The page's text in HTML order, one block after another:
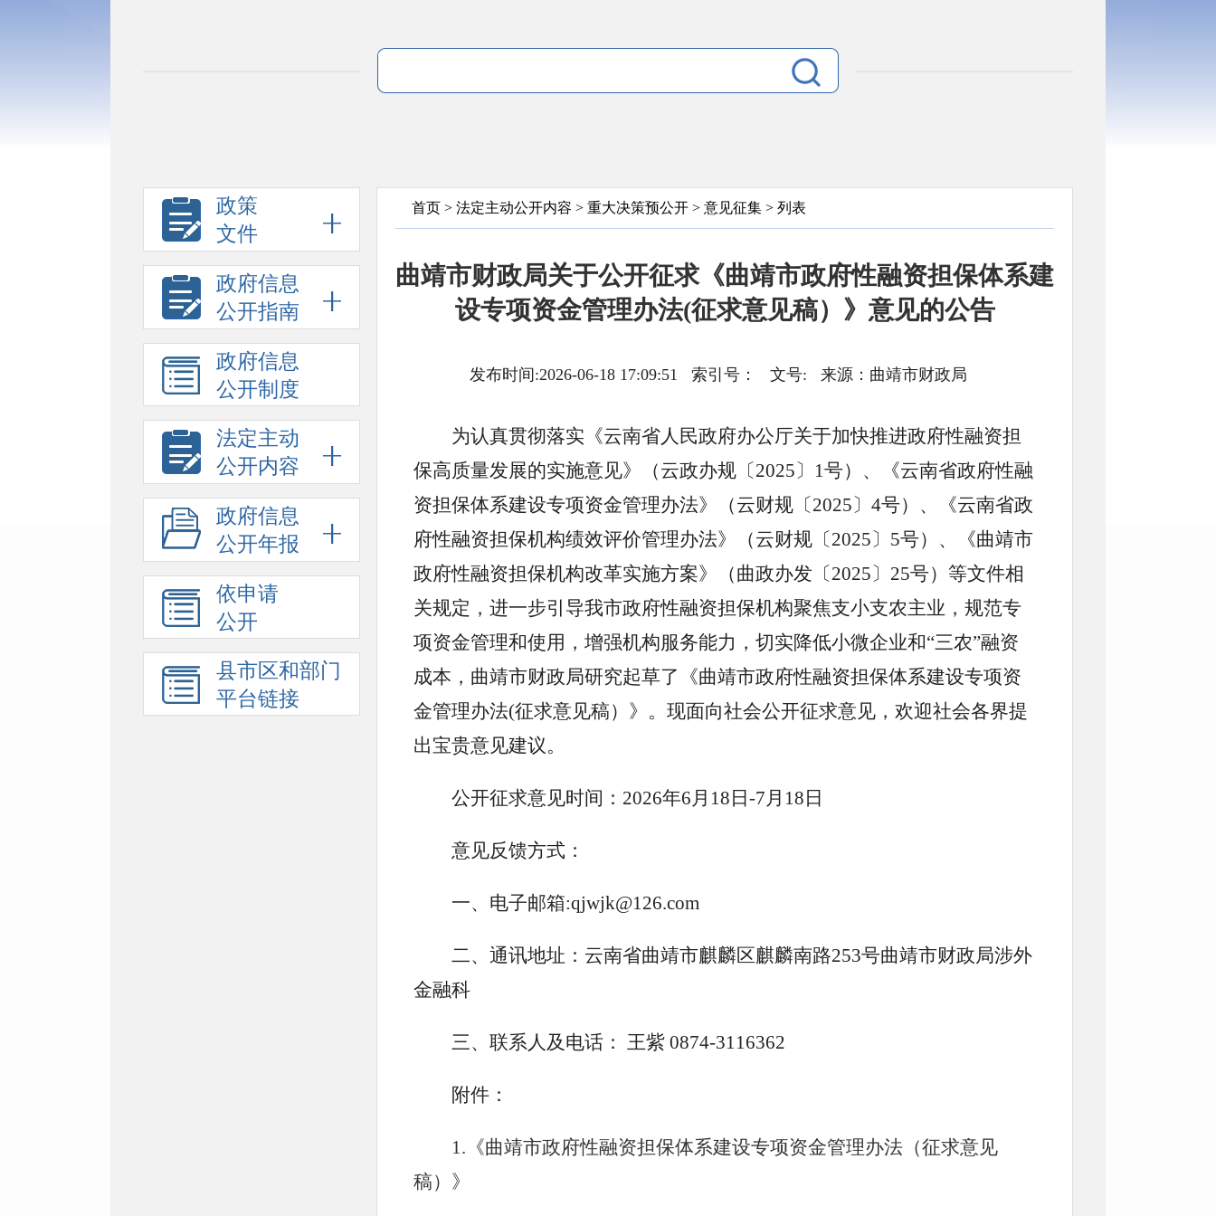
政策
文件
政府信息
公开指南
政府信息
公开制度
法定主动
公开内容
政府信息
公开年报
依申请
公开
县市区和部门
平台链接
首页 > 法定主动公开内容 > 重大决策预公开 > 意见征集 > 列表
曲靖市财政局关于公开征求《曲靖市政府性融资担保体系建
设专项资金管理办法(征求意见稿）》意见的公告
发布时间:2026-06-18 17:09:51 索引号： 文号: 来源：曲靖市财政局
为认真贯彻落实《云南省人民政府办公厅关于加快推进政府性融资担
保高质量发展的实施意见》（云政办规〔2025〕1号）、《云南省政府性融
资担保体系建设专项资金管理办法》（云财规〔2025〕4号）、《云南省政
府性融资担保机构绩效评价管理办法》（云财规〔2025〕5号）、《曲靖市
政府性融资担保机构改革实施方案》（曲政办发〔2025〕25号）等文件相
关规定，进一步引导我市政府性融资担保机构聚焦支小支农主业，规范专
项资金管理和使用，增强机构服务能力，切实降低小微企业和“三农”融资
成本，曲靖市财政局研究起草了《曲靖市政府性融资担保体系建设专项资
金管理办法(征求意见稿）》。现面向社会公开征求意见，欢迎社会各界提
出宝贵意见建议。
公开征求意见时间：2026年6月18日-7月18日
意见反馈方式：
一、电子邮箱:qjwjk@126.com
二、通讯地址：云南省曲靖市麒麟区麒麟南路253号曲靖市财政局涉外
金融科
三、联系人及电话： 王紫 0874-3116362
附件：
1.《曲靖市政府性融资担保体系建设专项资金管理办法（征求意见
稿）》